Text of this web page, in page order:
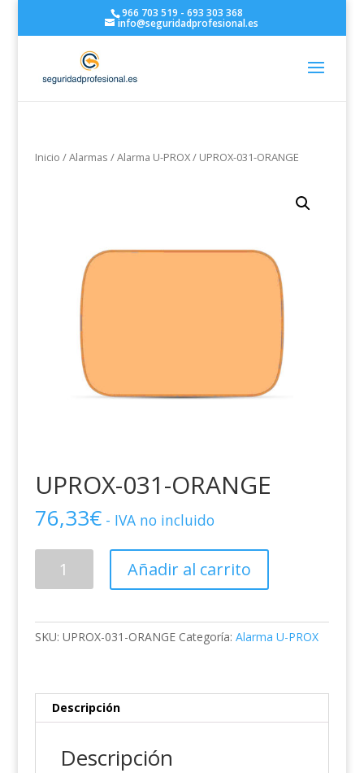
966 703 519 - 693 303 368
info@seguridadprofesional.es
Inicio /Alarmas /Alarma U-PROX/ UPROX-031-ORANGE
UPROX-031-ORANGE
76,33€ - IVA no incluido
Añadir al carrito
SKU: UPROX-031-ORANGE Categoría: Alarma U-PROX
Descripción
Descripción